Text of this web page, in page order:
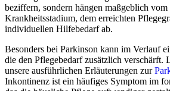
beziffern, sondern hängen maßgeblich vom
Krankheitsstadium, dem erreichten
individuellen Hilfebedarf ab.
Besonders bei Parkinson kann im Verlauf
die den Pflegebedarf zusätzlich verschärft.
unsere ausführlichen Erläuterungen zur
Inkontinenz ist ein häufiges Symptom im